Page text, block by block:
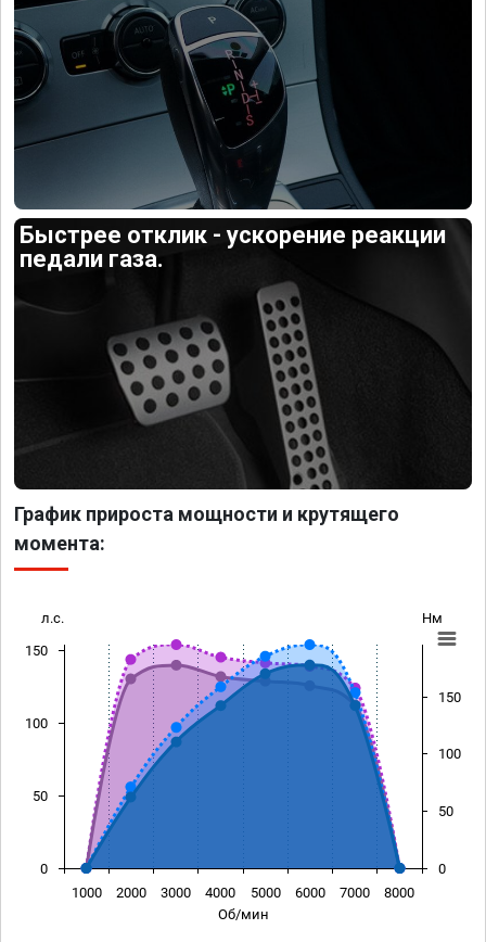
Быстрее отклик - ускорение реакции
педали газа.
График прироста мощности и крутящего
момента:
Об/мин
л.с. Нм
1000 2000 3000 4000 5000 6000 7000 8000
0
50
100
150
0
50
100
150